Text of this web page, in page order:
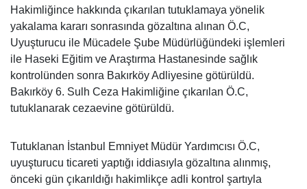
Hakimliğince hakkında çıkarılan tutuklamaya yönelik
yakalama kararı sonrasında gözaltına alınan Ö.C,
Uyuşturucu ile Mücadele Şube Müdürlüğündeki işlemleri
ile Haseki Eğitim ve Araştırma Hastanesinde sağlık
kontrolünden sonra Bakırköy Adliyesine götürüldü.
Bakırköy 6. Sulh Ceza Hakimliğine çıkarılan Ö.C,
tutuklanarak cezaevine götürüldü.
Tutuklanan İstanbul Emniyet Müdür Yardımcısı Ö.C,
uyuşturucu ticareti yaptığı iddiasıyla gözaltına alınmış,
önceki gün çıkarıldığı hakimlikçe adli kontrol şartıyla